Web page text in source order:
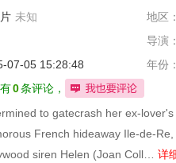
未知 地区：
导演：
07-05 15:28:48 年份：
0条评论，
to gatecrash her ex-
French hideaway Ile-de-
siren Helen (Joan Coll… 详